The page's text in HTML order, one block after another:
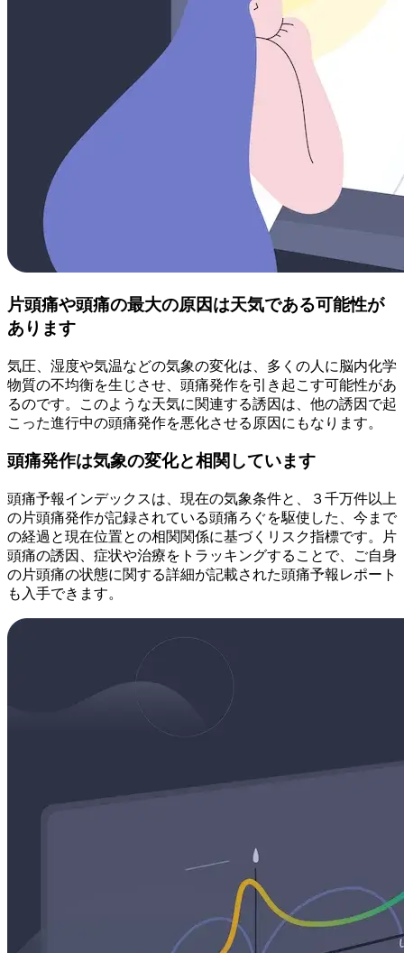
片頭痛や頭痛の最大の原因は天気である可能性が
あります
気圧、湿度や気温などの気象の変化は、多くの人に脳内化学
物質の不均衡を生じさせ、頭痛発作を引き起こす可能性があ
るのです。このような天気に関連する誘因は、他の誘因で起
こった進行中の頭痛発作を悪化させる原因にもなります。
頭痛発作は気象の変化と相関しています
頭痛予報インデックスは、現在の気象条件と、３千万件以上
の片頭痛発作が記録されている頭痛ろぐを駆使した、今まで
の経過と現在位置との相関関係に基づくリスク指標です。片
頭痛の誘因、症状や治療をトラッキングすることで、ご自身
の片頭痛の状態に関する詳細が記載された頭痛予報レポート
も入手できます。